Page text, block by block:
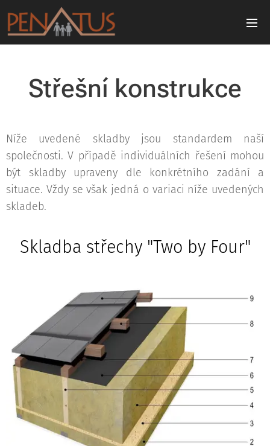
Střešní konstrukce
Níže uvedené skladby jsou standardem naší
společnosti. V případě individuálních řešení mohou
být skladby upraveny dle konkrétního zadání a
situace. Vždy se však jedná o variaci níže uvedených
skladeb.
Skladba střechy "Two by Four"